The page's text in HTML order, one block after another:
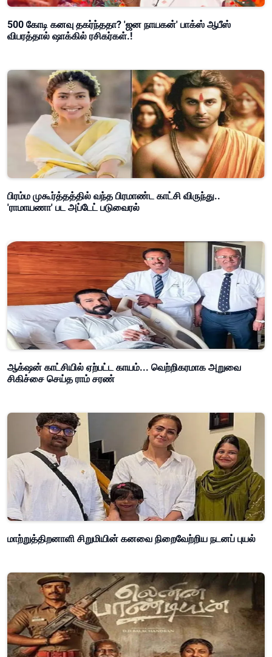
500 கோடி கனவு தகர்ந்ததா? 'ஜன நாயகன்' பாக்ஸ் ஆபீஸ்
விபரத்தால் ஷாக்கில் ரசிகர்கள்.!
பிரம்ம முகூர்த்தத்தில் வந்த பிரமாண்ட காட்சி விருந்து..
'ராமாயணா' பட அப்டேட் படுவைரல்
ஆக்‌ஷன் காட்சியில் ஏற்பட்ட காயம்... வெற்றிகரமாக அறுவை
சிகிச்சை செய்த ராம் சரண்
மாற்றுத்திறனாளி சிறுமியின் கனவை நிறைவேற்றிய நடனப் புயல்